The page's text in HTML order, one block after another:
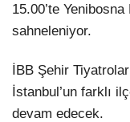
15.00’te
sahneleniyor.
İBB Şehir
İstanbul’un farklı
devam edecek.